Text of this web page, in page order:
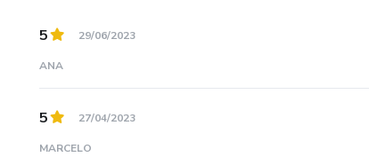
5 29/06/2023
ANA
5 27/04/2023
MARCELO